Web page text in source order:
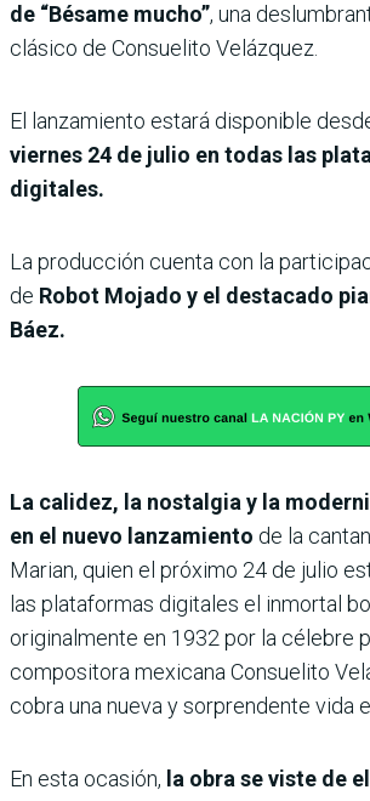
de “Bésame mucho”, una
clásico de Consuelito Velázquez.
El lanzamiento estará disponible
viernes 24 de julio en todas las
digitales.
La producción cuenta con la
de Robot Mojado y el destacado
Báez.
La calidez, la nostalgia y la
en el nuevo lanzamiento de la
Marian, quien el próximo 24 de julio
las plataformas digitales el inmortal
originalmente en 1932 por la célebre
compositora mexicana Consuelito
cobra una nueva y sorprendente vida
En esta ocasión, la obra se viste de